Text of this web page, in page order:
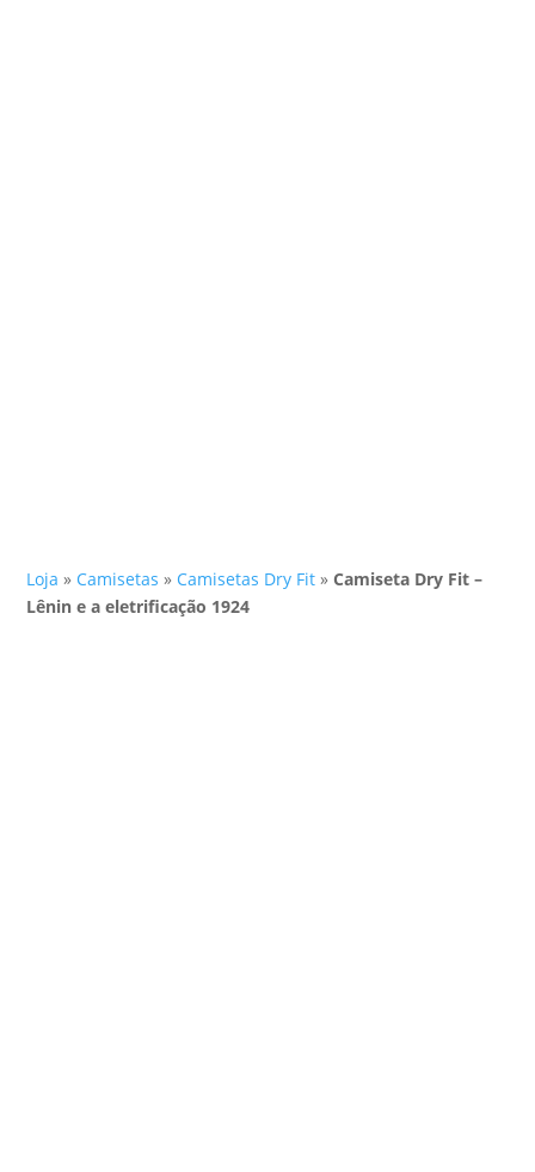
Loja » Camisetas » Camisetas Dry Fit »Camiseta Dry Fit –
Lênin e a eletrificação 1924